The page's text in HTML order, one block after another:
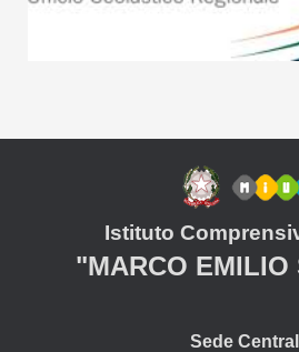
Istituto
"MARCO EMILIO
Sede